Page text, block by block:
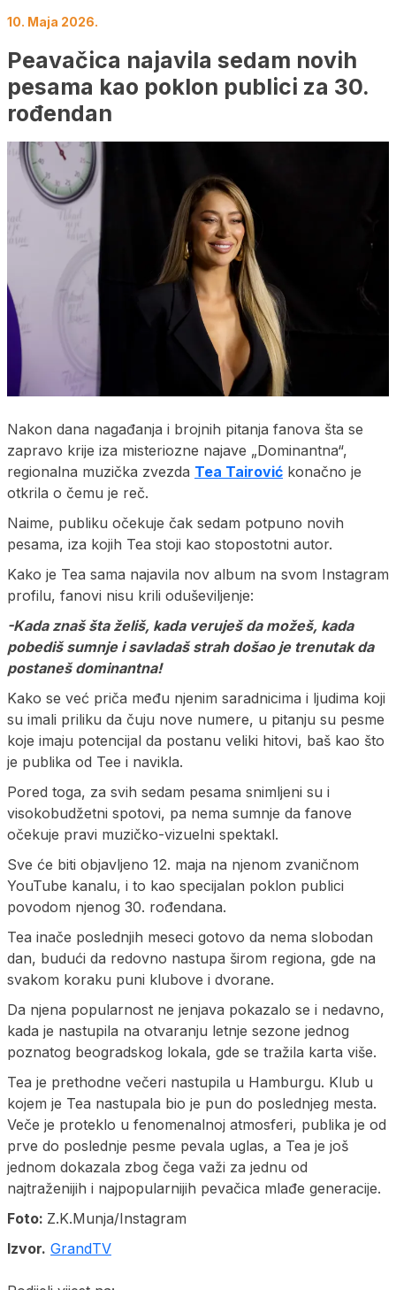
10. Maja 2026.
Peavačica najavila sedam novih
pesama kao poklon publici za 30.
rođendan
Nakon dana nagađanja i brojnih pitanja fanova šta se
zapravo krije iza misteriozne najave „Dominantna“,
regionalna muzička zvezda Tea Tairović konačno je
otkrila o čemu je reč.
Naime, publiku očekuje čak sedam potpuno novih
pesama, iza kojih Tea stoji kao stopostotni autor.
Kako je Tea sama najavila nov album na svom Instagram
profilu, fanovi nisu krili oduševiljenje:
-Kada znaš šta želiš, kada veruješ da možeš, kada
pobediš sumnje i savladaš strah došao je trenutak da
postaneš dominantna!
Kako se već priča među njenim saradnicima i ljudima koji
su imali priliku da čuju nove numere, u pitanju su pesme
koje imaju potencijal da postanu veliki hitovi, baš kao što
je publika od Tee i navikla.
Pored toga, za svih sedam pesama snimljeni su i
visokobudžetni spotovi, pa nema sumnje da fanove
očekuje pravi muzičko-vizuelni spektakl.
Sve će biti objavljeno 12. maja na njenom zvaničnom
YouTube kanalu, i to kao specijalan poklon publici
povodom njenog 30. rođendana.
Tea inače poslednjih meseci gotovo da nema slobodan
dan, budući da redovno nastupa širom regiona, gde na
svakom koraku puni klubove i dvorane.
Da njena popularnost ne jenjava pokazalo se i nedavno,
kada je nastupila na otvaranju letnje sezone jednog
poznatog beogradskog lokala, gde se tražila karta više.
Tea je prethodne večeri nastupila u Hamburgu. Klub u
kojem je Tea nastupala bio je pun do poslednjeg mesta.
Veče je proteklo u fenomenalnoj atmosferi, publika je od
prve do poslednje pesme pevala uglas, a Tea je još
jednom dokazala zbog čega važi za jednu od
najtraženijih i najpopularnijih pevačica mlađe generacije.
Foto: Z.K.Munja/Instagram
Izvor. GrandTV